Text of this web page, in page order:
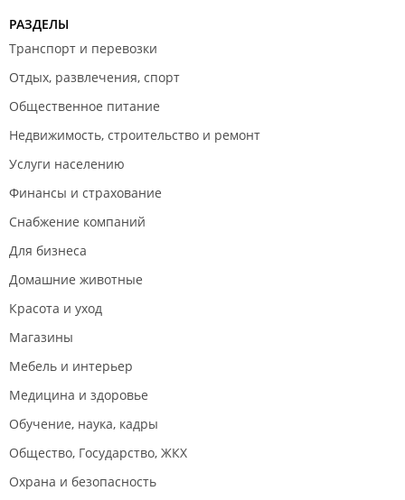
РАЗДЕЛЫ
Транспорт и перевозки
Отдых, развлечения, спорт
Общественное питание
Недвижимость, строительство и ремонт
Услуги населению
Финансы и страхование
Снабжение компаний
Для бизнеса
Домашние животные
Красота и уход
Магазины
Мебель и интерьер
Медицина и здоровье
Обучение, наука, кадры
Общество, Государство, ЖКХ
Охрана и безопасность